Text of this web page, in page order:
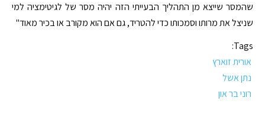
שהמסר שייצא מן התהליך הבעייתי הזה יהיה מסר של לגיטימציה למי
שניצל את מרותו וסמכותו כדי להטריד, גם אם הוא מקורב או בכיר מאוד"
Tags:
אורית זוארץ
נתן אשל
רוני בר און